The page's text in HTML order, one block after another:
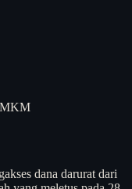
dana darurat dari